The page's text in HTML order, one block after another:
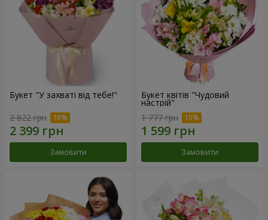
Букет "У захваті від тебе!"
2 822 грн
Замовити
Букет квітів "Чудовий
настрій"
1 777 грн
Замовити